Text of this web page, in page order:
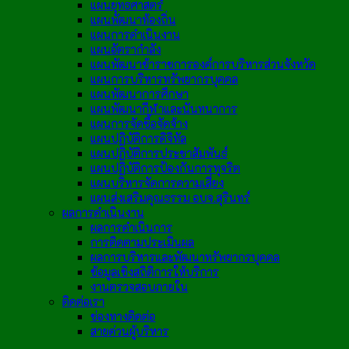
แผนยุทธศาสตร์
แผนพัฒนาท้องถิ่น
แผนการดำเนินงาน
แผนอัตรากำลัง
แผนพัฒนาข้าราชการองค์การบริหารส่วนจังหวัด
แผนการบริหารทรัพยากรบุคคล
แผนพัฒนาการศึกษา
แผนพัฒนากีฬาและนันทนาการ
แผนการจัดซื้อจัดจ้าง
แผนปฏิบัติการดิจิทัล
แผนปฏิบัติการประชาสัมพันธ์
แผนปฏิบัติการป้องกันการทุจริต
แผนบริหารจัดการความเสี่ยง
แผนส่งเสริมคุณธรรม อบจ.สุรินทร์
ผลการดำเนินงาน
ผลการดำเนินการ
การติดตามประเมินผล
ผลการบริหารและพัฒนาทรัพยากรบุคคล
ข้อมูลเชิงสถิติการให้บริการ
งานตรวจสอบภายใน
ติดต่อเรา
ช่องทางติดต่อ
สายด่วนผู้บริหาร